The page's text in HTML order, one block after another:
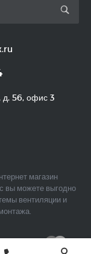
д. 56, офис 3
магазин
вы можете выгодно
вентиляции и